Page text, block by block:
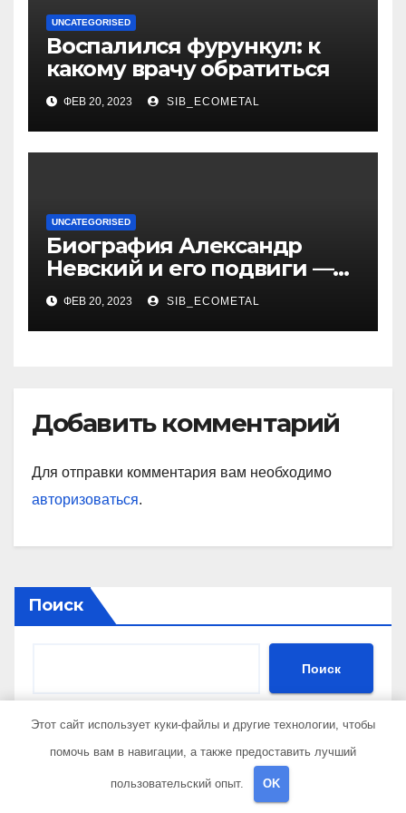
UNCATEGORISED
Воспалился фурункул: к
какому врачу обратиться
ФЕВ 20, 2023 SIB_ECOMETAL
UNCATEGORISED
Биография Александр
Невский и его подвиги —
история жизни великого
князя, защитника Руси
ФЕВ 20, 2023 SIB_ECOMETAL
Добавить комментарий
Для отправки комментария вам необходимо
авторизоваться.
Поиск
Поиск
Последние публикации
Этот сайт использует куки-файлы и другие технологии, чтобы
помочь вам в навигации, а также предоставить лучший
пользовательский опыт. OK